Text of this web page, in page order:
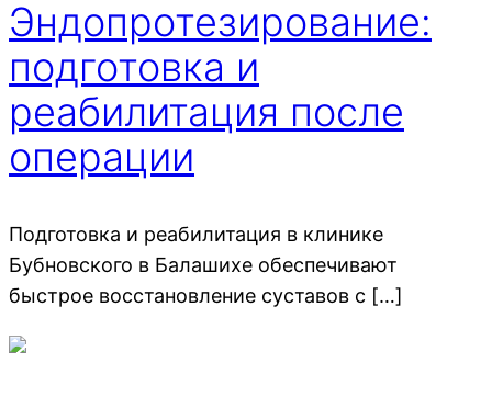
Эндопротезирование:
подготовка и
реабилитация после
операции
Подготовка и реабилитация в клинике
Бубновского в Балашихе обеспечивают
быстрое восстановление суставов с […]